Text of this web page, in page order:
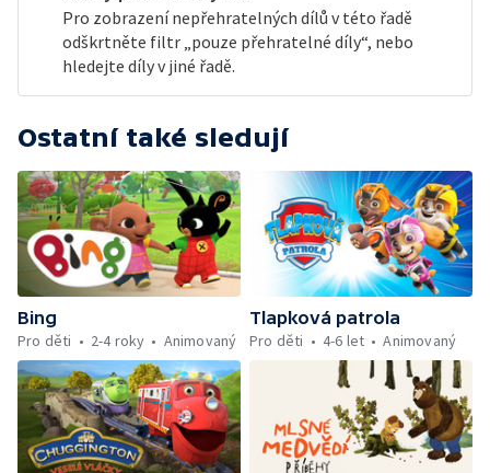
Pro zobrazení nepřehratelných dílů v této řadě
odškrtněte filtr „pouze přehratelné díly“, nebo
hledejte díly v jiné řadě.
Ostatní také sledují
Bing
Pro děti
2-4 roky Animovaný
Tlapková patrola
Pro děti
4-6 let Animovaný